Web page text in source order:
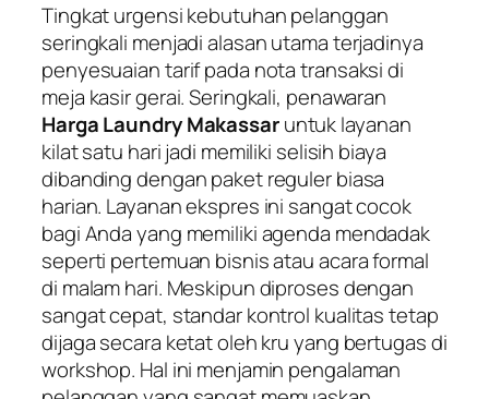
Tingkat urgensi kebutuhan pelanggan
seringkali menjadi alasan utama terjadinya
penyesuaian tarif pada nota transaksi di
meja kasir gerai. Seringkali, penawaran
Harga Laundry Makassaruntuk layanan
kilat satu hari jadi memiliki selisih biaya
dibanding dengan paket reguler biasa
harian. Layanan ekspres ini sangat cocok
bagi Anda yang memiliki agenda mendadak
seperti pertemuan bisnis atau acara formal
di malam hari. Meskipun diproses dengan
sangat cepat, standar kontrol kualitas tetap
dijaga secara ketat oleh kru yang bertugas di
workshop. Hal ini menjamin pengalaman